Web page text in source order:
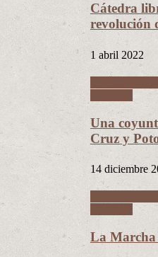
Cátedra
revolución
1 abril 2022
Una
Cruz y
14 diciembre
La Marcha